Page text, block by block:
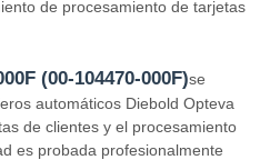
de procesamiento de tarjetas
(00-104470-000F)se
automáticos Diebold Opteva
de clientes y el procesamiento
es probada profesionalmente